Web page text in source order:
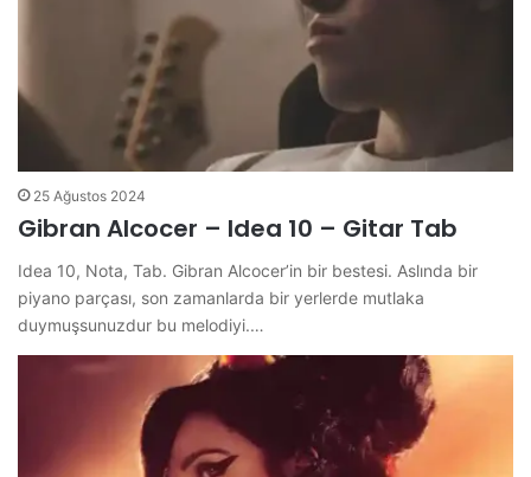
25 Ağustos 2024
Gibran Alcocer – Idea 10 – Gitar Tab
Idea 10, Nota, Tab. Gibran Alcocer’in bir bestesi. Aslında bir
piyano parçası, son zamanlarda bir yerlerde mutlaka
duymuşsunuzdur bu melodiyi.…